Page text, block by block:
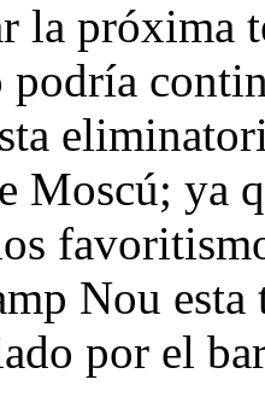
la próxima
podría
Moscú; ya
Nou
por el